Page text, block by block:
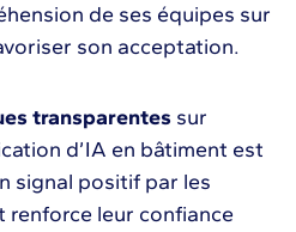
de ses équipes sur
son acceptation.
transparentes sur
d’IA en bâtiment est
signal positif par les
renforce leur confiance